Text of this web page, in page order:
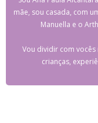
mãe, sou casada, com
Manuella e o
Vou dividir com
crianças,